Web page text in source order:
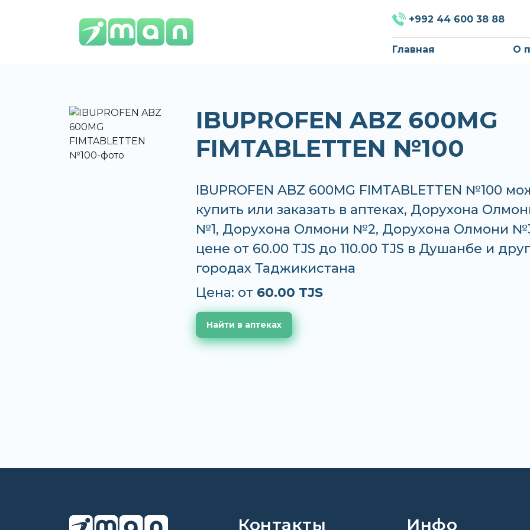
+992 44 600 38 88
Главная О
IBUPROFEN ABZ 600MG
FIMTABLETTEN №100
IBUPROFEN ABZ 600MG FIMTABLETTEN №100
купить или заказать в аптеках, Дорухона
№1, Дорухона Олмони №2, Дорухона Олмони
цене от 60.00 TJS до 110.00 TJS в Душанбе и
городах Таджикистана
Цена: от 60.00 TJS
Найти в аптеках
Контакты Инфо